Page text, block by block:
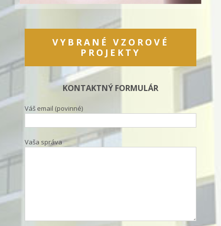
VYBRANÉ VZOROVÉ
PROJEKTY
KONTAKTNÝ FORMULÁR
Váš email (povinné)
Vaša správa